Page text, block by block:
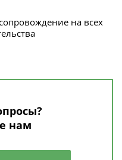
на всех
нам